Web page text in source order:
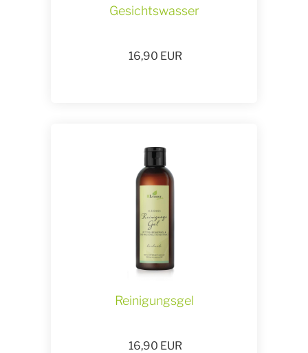
Gesichtswasser
16,90 EUR
Reinigungsgel
16,90 EUR